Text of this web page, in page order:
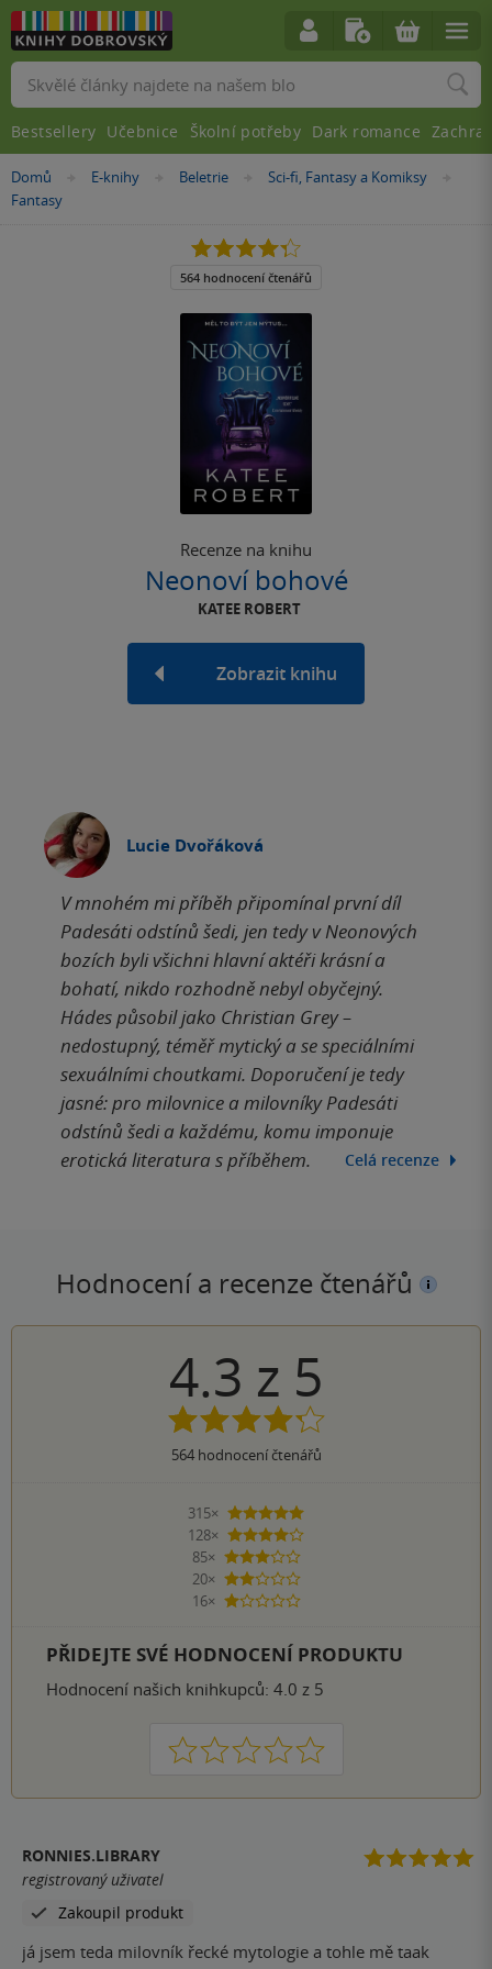
Nacházíte
se
Domů »
E-knihy »
Beletrie »
Sci-fi, Fantasy a Komiksy
Fantasy
Recenze na knihu
Neonoví bohové
KATEE ROBERT
Zobrazit knihu
4.3
z
5
564 hodnocení čtenářů
Lucie Dvořáková
V mnohém mi příběh připomínal první díl
Padesáti odstínů šedi, jen tedy v Neonových
bozích byli všichni hlavní aktéři krásní a
bohatí, nikdo rozhodně nebyl obyčejný.
Hádes působil jako Christian Grey –
nedostupný, téměř mytický a se speciálními
sexuálními choutkami. Doporučení je tedy
jasné: pro milovnice a milovníky Padesáti
odstínů šedi a každému, komu imponuje
erotická literatura s příběhem.
Celá recenze
Hodnocení a recenze čtenářů
4.3 z 5
564hodnocení čtenářů
315×
5 hvězdiček
128×
4 hvězdičky
85×
3 hvězdičky
20×
2 hvězdičky
16×
1 hvezdička
PŘIDEJTE SVÉ HODNOCENÍ PRODUKTU
Hodnocení našich knihkupců: 4.0 z 5
1 2 3 4 5
RONNIES.LIBRARY
registrovaný uživatel
Zakoupil produkt
já jsem teda milovník řecké mytologie a tohle mě taak
Vyhledávání
Bestsellery Učebnice Školní potřeby Dark romance